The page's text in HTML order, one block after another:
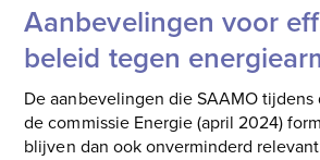
Aanbevelingen voor
beleid tegen
De aanbevelingen die SAAMO
de commissie Energie (april 2024)
blijven dan ook onverminderd